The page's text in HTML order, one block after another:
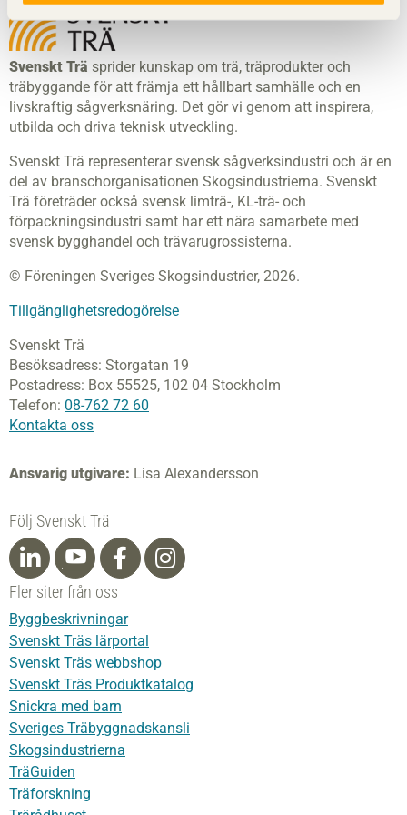
Svenskt Trä sprider kunskap om trä, träprodukter och
träbyggande för att främja ett hållbart samhälle och en
livskraftig sågverksnäring. Det gör vi genom att inspirera,
utbilda och driva teknisk utveckling.
Svenskt Trä representerar svensk sågverksindustri och är en
del av branschorganisationen Skogsindustrierna. Svenskt
Trä företräder också svensk limträ-, KL-trä- och
förpackningsindustri samt har ett nära samarbete med
svensk bygghandel och trävarugrossisterna.
© Föreningen Sveriges Skogsindustrier, 2026.
Tillgänglighetsredogörelse
Svenskt Trä
Besöksadress: Storgatan 19
Postadress: Box 55525, 102 04 Stockholm
Telefon: 08-762 72 60
Kontakta oss
Ansvarig utgivare: Lisa Alexandersson
Följ Svenskt Trä
Fler siter från oss
Byggbeskrivningar
Svenskt Träs lärportal
Svenskt Träs webbshop
Svenskt Träs Produktkatalog
Snickra med barn
Sveriges Träbyggnadskansli
Skogsindustrierna
TräGuiden
Träforskning